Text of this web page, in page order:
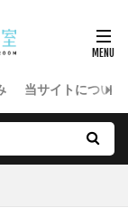
当サイトについて